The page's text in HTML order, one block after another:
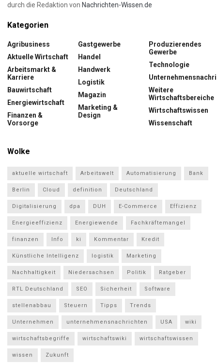
durch die Redaktion von Nachrichten-Wissen.de
Kategorien
Agribusiness
Aktuelle Wirtschaft
Arbeitsmarkt &
Karriere
Bauwirtschaft
Energiewirtschaft
Finanzen &
Vorsorge
Gastgewerbe
Handel
Handwerk
Logistik
Magazin
Marketing &
Design
Produzierendes
Gewerbe
Technologie
Weitere
Wirtschaftsbereiche
Wirtschaftswissen
Wissenschaft
Wolke
aktuelle wirtschaft Arbeitswelt Automatisierung Bank
Berlin Cloud definition Deutschland
Digitalisierung dpa DUH E-Commerce Effizienz
Energieeffizienz Energiewende Fachkräftemangel
finanzen Info ki Kommentar Kredit
Künstliche Intelligenz logistik Marketing
Nachhaltigkeit Niedersachsen Politik Ratgeber
RTL Deutschland SEO Sicherheit Software
stellenabbau Steuern Tipps Trends
Unternehmen unternehmensnachrichten USA wiki
wirtschaftsbegriffe wirtschaftswiki wirtschaftswissen
wissen Zukunft